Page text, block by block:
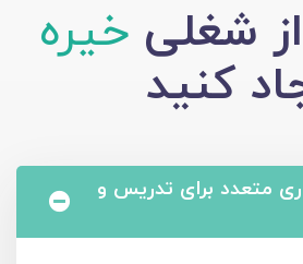
شغلی خیره
کنید
متعدد برای تدریس و